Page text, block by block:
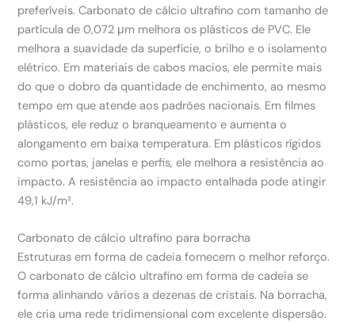
preferíveis. Carbonato de cálcio ultrafino com tamanho de
partícula de 0,072 μm melhora os plásticos de PVC. Ele
melhora a suavidade da superfície, o brilho e o isolamento
elétrico. Em materiais de cabos macios, ele permite mais
do que o dobro da quantidade de enchimento, ao mesmo
tempo em que atende aos padrões nacionais. Em filmes
plásticos, ele reduz o branqueamento e aumenta o
alongamento em baixa temperatura. Em plásticos rígidos
como portas, janelas e perfis, ele melhora a resistência ao
impacto. A resistência ao impacto entalhada pode atingir
49,1 kJ/m².
Carbonato de cálcio ultrafino para borracha
Estruturas em forma de cadeia fornecem o melhor reforço.
O carbonato de cálcio ultrafino em forma de cadeia se
forma alinhando vários a dezenas de cristais. Na borracha,
ele cria uma rede tridimensional com excelente dispersão.